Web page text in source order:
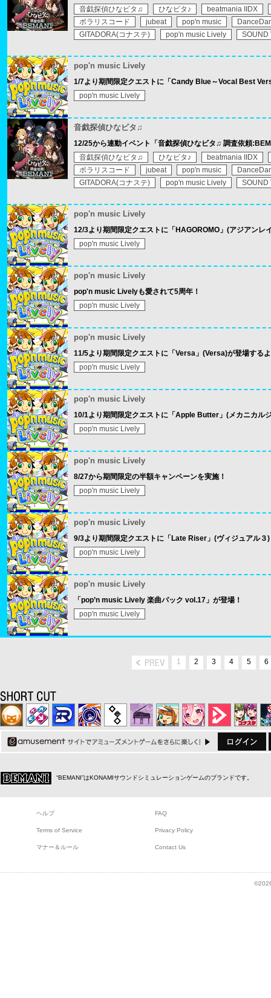
音戯探偵ひなビタ♫
ひなビタ♪
beatmania IIDX
ポラリスコード
jubeat pop'n music
GITADORA(コナステ)
pop'n music Lively SOUND
pop'n music Lively
1/7より期間限定クエストに「Candy Blue～Vocal Best
pop'n music Lively
音戯探偵ひなビタ♫
12/25から連動イベント「音戯探偵ひなビタ♫ 調査依頼
音戯探偵ひなビタ♫
ひなビタ♪
beatmania IIDX
ポラリスコード
jubeat pop'n music
GITADORA(コナステ)
pop'n music Lively SOUND
pop'n music Lively
12/3より期間限定クエストに「HAGOROMO」(アジアン
pop'n music Lively
pop'n music Lively
pop'n music Livelyも愛されて5周年！
pop'n music Lively
pop'n music Lively
11/5より期間限定クエストに「Versa」(Versa)が登場するよ
pop'n music Lively
pop'n music Lively
10/1より期間限定クエストに「Apple Butter」(メカニカル
pop'n music Lively
pop'n music Lively
8/27から期間限定の半額キャンペーンを実施！
pop'n music Lively
pop'n music Lively
9/3より期間限定クエストに「Late Riser」(ヴィジュアル
pop'n music Lively
pop'n music Lively
「pop’n music Lively 楽曲パック vol.17」が登場！
pop'n music Lively
1 2 3 4 5 6
“BEMANI”はKONAMIサウンドシミュレーションゲームのブランドです。
ヘルプ FAQ
Terms of Service Privacy Policy
マナー＆ルール Contact Us